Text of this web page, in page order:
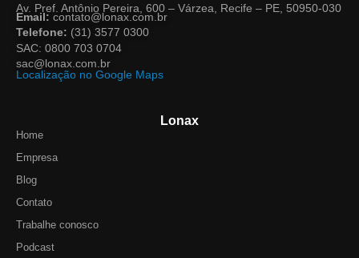
Av. Pref. Antônio Pereira, 600 – Várzea, Recife – PE, 50950-030
Email: contato@lonax.com.br
Telefone: (31) 3577 0300
SAC: 0800 703 0704
sac@lonax.com.br
Localização no Google Maps
Lonax
Home
Empresa
Blog
Contato
Trabalhe conosco
Podcast